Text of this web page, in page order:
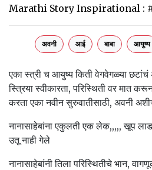
Marathi Story Inspirational :
अवनी आई बाबा आयुष्य
एका स्त्री च आयुष्य किती वेगवेगळ्या
स्त्रिया स्वीकारता, परिस्थिती वर मात
करता एका नवीन सुरुवातीसाठी, अवनी
नानासाहेबांना एकुलती एक लेक,,,,, खूप
उतू नाही गेले
नानासाहेबांनी तिला परिस्थितीचे भान,